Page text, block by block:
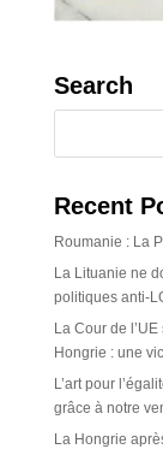
Search
Recent
Roumanie : La
La Lituanie ne
politiques anti-
La Cour de
Hongrie : une
L’art pour
grâce à notre
La Hongrie